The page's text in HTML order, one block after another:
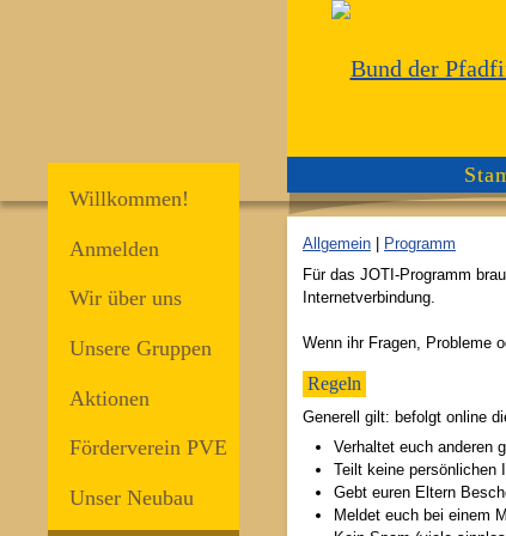
Willkommen!
Anmelden
Wir über uns
Unsere Gruppen
Aktionen
Förderverein PVE
Unser Neubau
Allgemein
Programm
Für das JOTI-Programm
Internetverbindung.
Wenn ihr Fragen, Probleme
Regeln
Generell gilt: befolgt online
Verhaltet euch anderen
Teilt keine persönlichen
Gebt euren Eltern
Meldet euch bei einem